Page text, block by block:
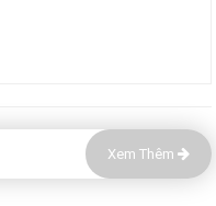
Xem Thêm